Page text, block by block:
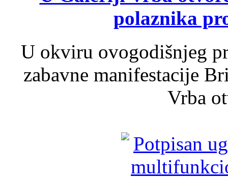
polaznika
U okviru ovogodišnjeg
zabavne manifestacije
Vrba